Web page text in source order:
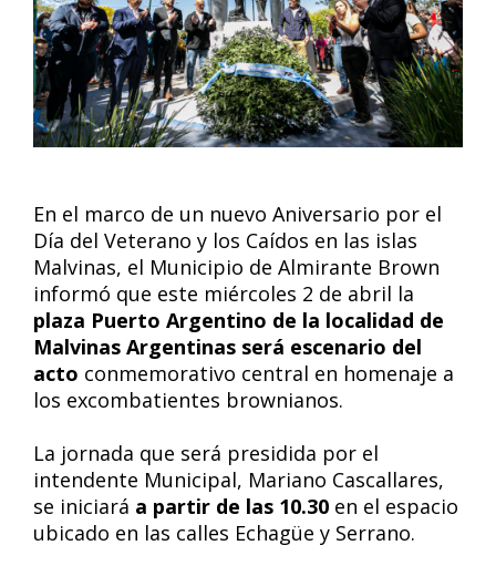
En el marco de un nuevo Aniversario por el
Día del Veterano y los Caídos en las islas
Malvinas, el Municipio de Almirante Brown
informó que este miércoles 2 de abril la
plaza Puerto Argentino de la localidad de
Malvinas Argentinas será escenario del
acto conmemorativo central en homenaje a
los excombatientes brownianos.
La jornada que será presidida por el
intendente Municipal, Mariano Cascallares,
se iniciará a partir de las 10.30 en el espacio
ubicado en las calles Echagüe y Serrano.